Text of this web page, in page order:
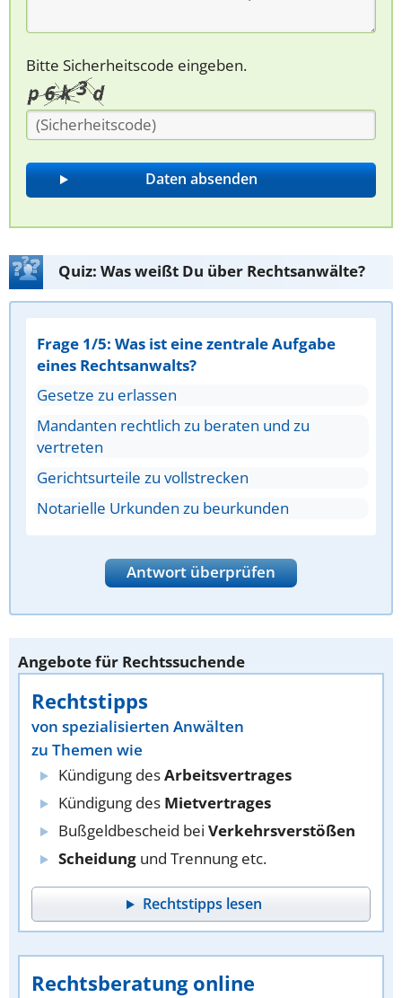
Bitte Sicherheitscode eingeben.
Quiz: Was weißt Du über Rechtsanwälte?
Frage 1/5: Was ist eine zentrale Aufgabe
eines Rechtsanwalts?
Gesetze zu erlassen
Mandanten rechtlich zu beraten und zu
vertreten
Gerichtsurteile zu vollstrecken
Notarielle Urkunden zu beurkunden
Antwort überprüfen
Angebote für Rechtssuchende
Rechtstipps
von spezialisierten Anwälten
zu Themen wie
Kündigung desArbeitsvertrages
Kündigung des Mietvertrages
Bußgeldbescheid bei Verkehrsverstößen
Scheidung und Trennung etc.
Rechtstipps lesen
Rechtsberatung online